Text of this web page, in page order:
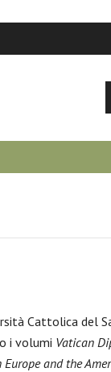
Cattolica del
i volumi Vatican
and the